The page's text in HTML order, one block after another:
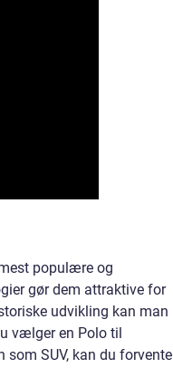
populære og
gør dem attraktive for
udvikling kan man
vælger en Polo til
SUV, kan du forvente